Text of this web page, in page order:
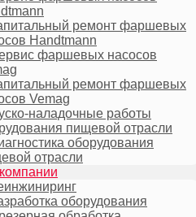
ремонт фаршевых
Handtmann
фаршевых насосов
ремонт фаршевых
Vemag
наладочные работы
пищевой отрасли
оборудования
отрасли
оборудования